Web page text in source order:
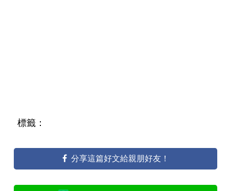
標籤：
分享這篇好文給親朋好友！